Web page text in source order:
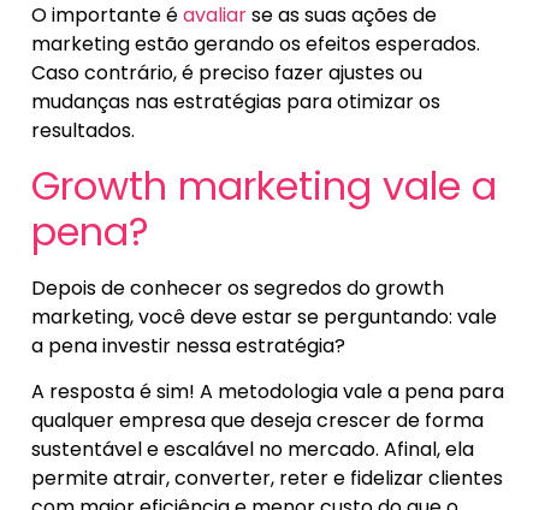
O importante éavaliarse as suas ações de
marketing estão gerando os efeitos esperados.
Caso contrário, é preciso fazer ajustes ou
mudanças nas estratégias para otimizar os
resultados.
Growth marketing vale a
pena?
Depois de conhecer os segredos do growth
marketing, você deve estar se perguntando: vale
a pena investir nessa estratégia?
A resposta é sim! A metodologia vale a pena para
qualquer empresa que deseja crescer de forma
sustentável e escalável no mercado. Afinal, ela
permite atrair, converter, reter e fidelizar clientes